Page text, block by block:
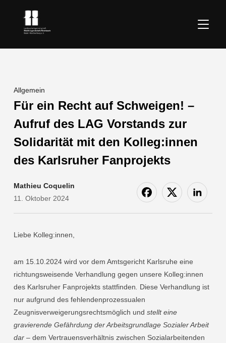
Allgemein
Für ein Recht auf Schweigen! –
Aufruf des LAG Vorstands zur
Solidarität mit den Kolleg:innen
des Karlsruher Fanprojekts
Mathieu Coquelin
11. Oktober 2024
Liebe Kolleg:innen,
am 15.10.2024 wird vor dem Amtsgericht Karlsruhe eine
richtungsweisende Verhandlung gegen unsere Kolleg:innen
des Karlsruher Fanprojekts stattfinden
Diese Verhandlung ist
nur aufgrund des fehlendenprozessualen
Zeugnisverweigerungsrechtsmöglich und stellteine
gravierende Gefährdung der Arbeitsgrundlage Sozialer Arbeit
dar– dem Vertrauensverhältnis zwischen Sozialarbeitenden